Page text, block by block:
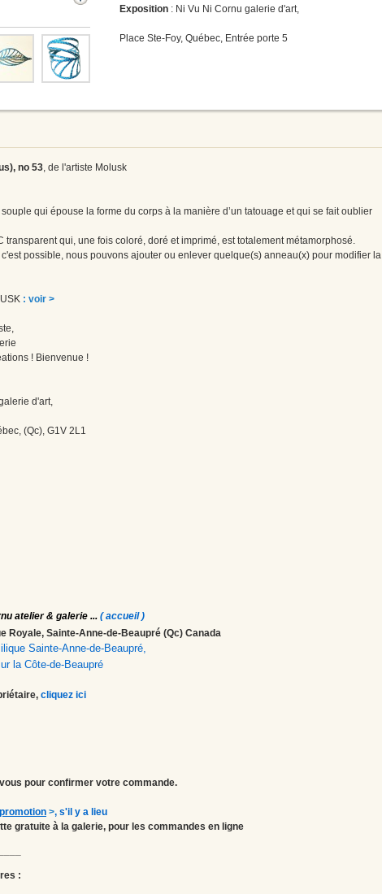
Exposition : Ni Vu Ni Cornu galerie d'art,
Place Ste-Foy, Québec, Entrée porte 5
no 53, de l'artiste Molusk
qui épouse la forme du corps à la manière d’un tatouage et qui se fait oublier
transparent qui, une fois coloré, doré et imprimé, est totalement métamorphosé.
possible, nous pouvons ajouter ou enlever quelque(s) anneau(x) pour modifier la
: voir >
! Bienvenue !
d'art,
(Qc), G1V 2L1
atelier & galerie ... ( accueil )
Royale, Sainte-Anne-de-Beaupré (Qc) Canada
Sainte-Anne-de-Beaupré,
la Côte-de-Beaupré
cliquez ici
pour confirmer votre commande.
>, s'il y a lieu
gratuite à la galerie, pour les commandes en ligne
: